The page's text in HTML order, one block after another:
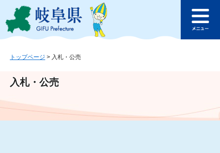
ジ
ュ
文
このページの本文へ
ュ
トップページ > 入札・公売
入札・公売